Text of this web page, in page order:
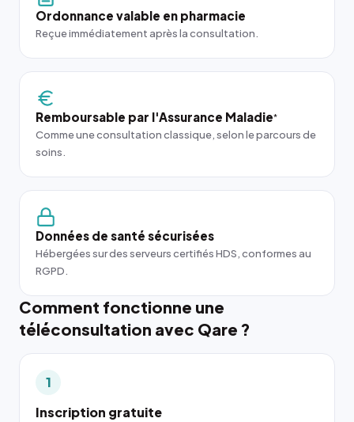
Ordonnance valable en pharmacie
Reçue immédiatement après la consultation.
Remboursable par l'Assurance Maladie*
Comme une consultation classique, selon le parcours de
soins.
Données de santé sécurisées
Hébergées sur des serveurs certifiés HDS, conformes au
RGPD.
Comment fonctionne une
téléconsultation avec Qare ?
1
Inscription gratuite